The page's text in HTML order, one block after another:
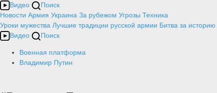
Видео
Поиск
Новости Армия Украина За рубежом Угрозы Техника
Уроки мужества Лучшие традиции русской армии Битва за историю
Видео
Поиск
Военная платформа
Владимир Путин